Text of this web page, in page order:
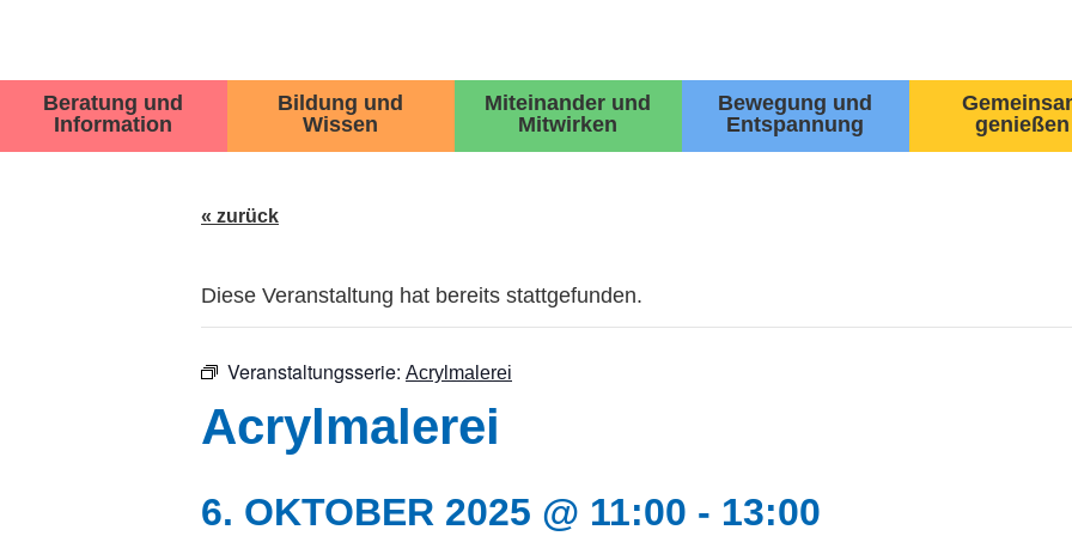
Beratung und
Information
Bildung und
Wissen
Miteinander und
Mitwirken
Bewegung und
Entspannung
genießen
« zurück
Diese Veranstaltung hat bereits stattgefunden.
Veranstaltungsserie: Acrylmalerei
Acrylmalerei
6. OKTOBER 2025 @ 11:00 - 13:00